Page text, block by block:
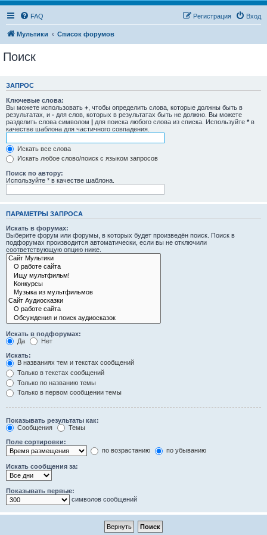
FAQ Вход
Регистрация
Мультики Список форумов
Поиск
ЗАПРОС
Ключевые слова:
Вы можете использовать + , чтобы определить слова, которые должны быть в
результатах, и - для слов, которых в результатах быть не должно. Вы можете
разделить слова символом | для поиска любого слова из списка. Используйте * в
качестве шаблона для частичного совпадения.
Искать все слова
Искать любое слово/поиск с языком запросов
Поиск по автору:
Используйте * в качестве шаблона.
ПАРАМЕТРЫ ЗАПРОСА
Искать в форумах:
Выберите форум или форумы, в которых будет произведён поиск. Поиск в
подфорумах производится автоматически, если вы не отключили
соответствующую опцию ниже.
Искать в подфорумах:
Да
Нет
Искать:
В названиях тем и текстах сообщений
Только в текстах сообщений
Только по названию темы
Только в первом сообщении темы
Показывать результаты как:
Сообщения
Темы
Поле сортировки:
по возрастанию
по убыванию
Искать сообщения за:
Показывать первые:
символов сообщений